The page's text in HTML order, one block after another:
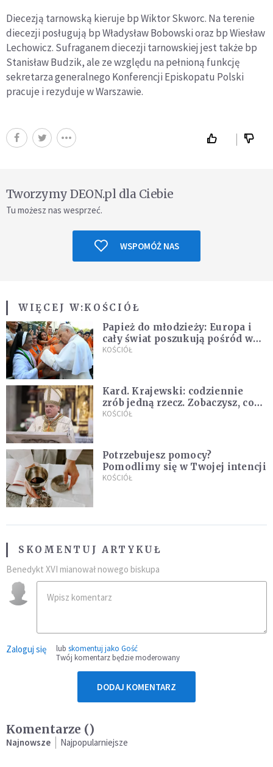
Diecezją tarnowską kieruje bp Wiktor Skworc. Na terenie
diecezji posługują bp Władysław Bobowski oraz bp Wiesław
Lechowicz. Sufraganem diecezji tarnowskiej jest także bp
Stanisław Budzik, ale ze względu na pełnioną funkcję
sekretarza generalnego Konferencji Episkopatu Polski
pracuje i rezyduje w Warszawie.
Tworzymy DEON.pl dla Ciebie
Tu możesz nas wesprzeć.
WSPOMÓŻ NAS
WIĘCEJ W:KOŚCIÓŁ
Papież do młodzieży: Europa i
cały świat poszukują pośród was
nowych świętych
KOŚCIÓŁ
Kard. Krajewski: codziennie
zrób jedną rzecz. Zobaczysz, co
stanie się z twoim życiem
KOŚCIÓŁ
Potrzebujesz pomocy?
Pomodlimy się w Twojej intencji
KOŚCIÓŁ
SKOMENTUJ ARTYKUŁ
Benedykt XVI mianował nowego biskupa
Zaloguj się lub skomentuj jako Gość
Twój komentarz będzie moderowany
DODAJ KOMENTARZ
Komentarze ()
Najnowsze Najpopularniejsze